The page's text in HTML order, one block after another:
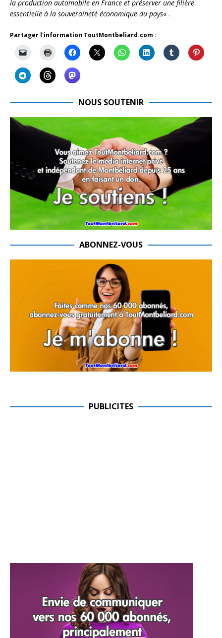
la production automobile en France et préserver une filière
essentielle à la souveraineté économique du pays« .
Partager l'information ToutMontbeliard.com :
NOUS SOUTENIR
ABONNEZ-VOUS
PUBLICITES